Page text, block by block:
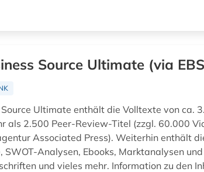
Source Ultimate (via
Source Ultimate enthält die Volltexte von ca.
als 2.500 Peer-Review-Titel (zzgl. 60.000
Associated Press). Weiterhin enthält
SWOT-Analysen, Ebooks, Marktanalysen
und vieles mehr. Information zu den